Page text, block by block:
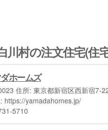
川村の注文住宅(住
ホームズ
住所: 東京都新宿区西新宿7-
https://yamadahomes.jp/
5710